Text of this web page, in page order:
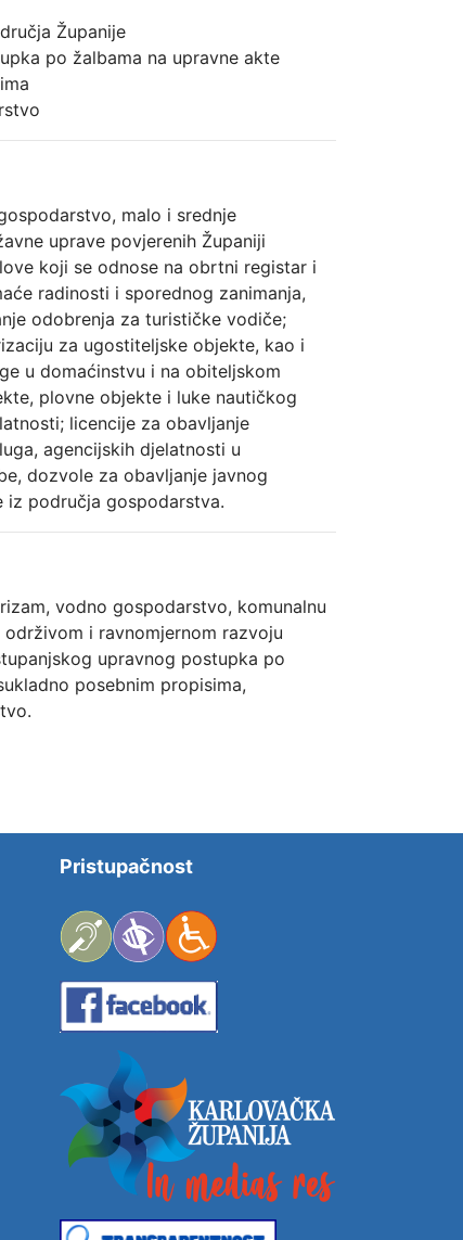
Županije
po žalbama na upravne akte
malo i srednje
uprave povjerenih Županiji
koji se odnose na obrtni registar i
radinosti i sporednog zanimanja,
odobrenja za turističke vodiče;
za ugostiteljske objekte, kao i
u domaćinstvu i na obiteljskom
plovne objekte i luke nautičkog
licencije za obavljanje
agencijskih djelatnosti u
dozvole za obavljanje javnog
iz područja gospodarstva.
vodno gospodarstvo, komunalnu
i ravnomjernom razvoju
upravnog postupka po
posebnim propisima,
Pristupačnost